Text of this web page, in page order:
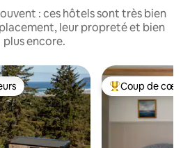
: ces hôtels sont très bien
leur propreté et bien
plus encore.
Coups de cœur
Coup de cœur